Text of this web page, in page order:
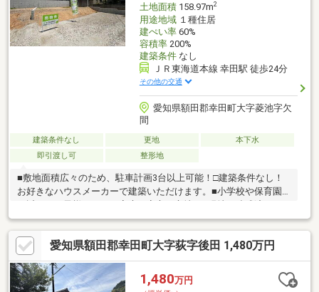
土地面積158.97m2
用途地域１種住居
建ぺい率60%
容積率200%
建築条件なし
ＪＲ東海道本線 幸田駅 徒歩24分
その他の交通
愛知県額田郡幸田町大字菱池字欠
間
建築条件なし 更地
本下水
即引渡し可
整形地
■敷地面積広々のため、駐車計画3台以上可能！□建築条件なし！
お好きなハウスメーカーで建築いただけます。■小学校や保育園
が近く、お子様がいるご家庭も安心の立地！□現地は造成済みの
ため、スムーズな建物プランのご提案が可能です。＊＊ライフイ
ンフォメーション＊＊■JR東海道本線「幸田」駅…徒歩約24分□中
央小学校…徒歩約11分■幸田中学校…徒歩約15分□ゲンキー大草店…
徒歩約6分■わしだ保育園…徒歩約10分物件の詳細はもちろん、住
宅ローンなどのご相談も承ります！まずはお気軽にお問い合わせ
ください♪
愛知県額田郡幸田町大字荻字後田 1,480万円
1,480万円